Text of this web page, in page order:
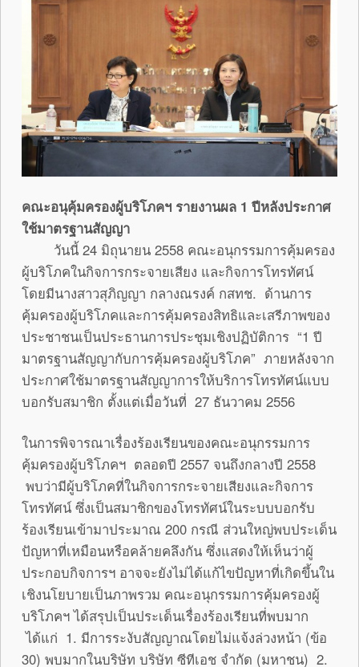
คณะอนุคุ้มครองผู้บริโภคฯ รายงานผล 1 ปีหลังประกาศ
ใช้มาตรฐานสัญญา
วันนี้ 24 มิถุนายน 2558 คณะอนุกรรมการคุ้มครอง
ผู้บริโภคในกิจการกระจายเสียง และกิจการโทรทัศน์
โดยมีนางสาวสุภิญญา กลางณรงค์ กสทช. ด้านการ
คุ้มครองผู้บริโภคและการคุ้มครองสิทธิและเสรีภาพของ
ประชาชนเป็นประธานการประชุมเชิงปฏิบัติการ “1 ปี
มาตรฐานสัญญากับการคุ้มครองผู้บริโภค” ภายหลังจาก
ประกาศใช้มาตรฐานสัญญาการให้บริการโทรทัศน์แบบ
บอกรับสมาชิก ตั้งแต่เมื่อวันที่ 27 ธันวาคม 2556
ในการพิจารณาเรื่องร้องเรียนของคณะอนุกรรมการ
คุ้มครองผู้บริโภคฯ ตลอดปี 2557 จนถึงกลางปี 2558
พบว่ามีผู้บริโภคที่ในกิจการกระจายเสียงและกิจการ
โทรทัศน์ ซึ่งเป็นสมาชิกของโทรทัศน์ในระบบบอกรับ
ร้องเรียนเข้ามาประมาณ 200 กรณี ส่วนใหญ่พบประเด็น
ปัญหาที่เหมือนหรือคล้ายคลึงกัน ซึ่งแสดงให้เห็นว่าผู้
ประกอบกิจการฯ อาจจะยังไม่ได้แก้ไขปัญหาที่เกิดขึ้นใน
เชิงนโยบายเป็นภาพรวม คณะอนุกรรมการคุ้มครองผู้
บริโภคฯ ได้สรุปเป็นประเด็นเรื่องร้องเรียนที่พบมาก
ได้แก่ 1. มีการระงับสัญญาณโดยไม่แจ้งล่วงหน้า (ข้อ
30) พบมากในบริษัท บริษัท ซีทีเอช จำกัด (มหาชน) 2.